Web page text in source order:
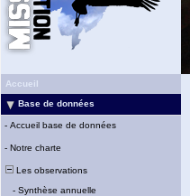
Accueil
Base de données
- Accueil base de données
- Notre charte
Les observations
- Synthèse annuelle